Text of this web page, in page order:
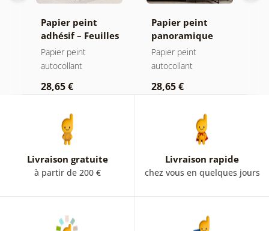
Papier peint
adhésif – Feuilles
avec teinte
pastel
Papier peint
autocollant
28,65 €
Papier peint
panoramique
autocollant –
Forêt dans le
Papier peint
autocollant
28,65 €
Livraison gratuite
à partir de 200 €
Livraison rapide
chez vous en quelques jours